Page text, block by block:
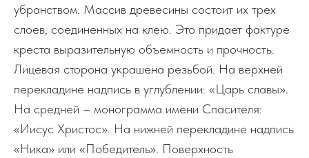
убранством. Массив древесины состоит их трех
слоев, соединенных на клею. Это придает фактуре
креста выразительную объемность и прочность.
Лицевая сторона украшена резьбой. На верхней
перекладине надпись в углублении: «Царь славы».
На средней – монограмма имени Спасителя:
«Иисус Христос». На нижней перекладине надпись
«Ника» или «Победитель». Поверхность